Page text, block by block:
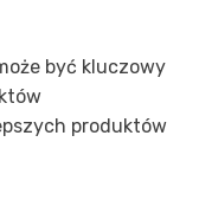
być kluczowy
produktów